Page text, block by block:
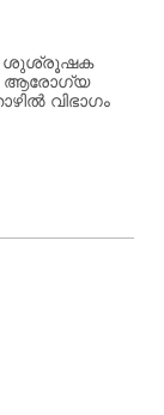
ശുശ്രൂഷക
ആരോഗ്യ
വിഭാഗം